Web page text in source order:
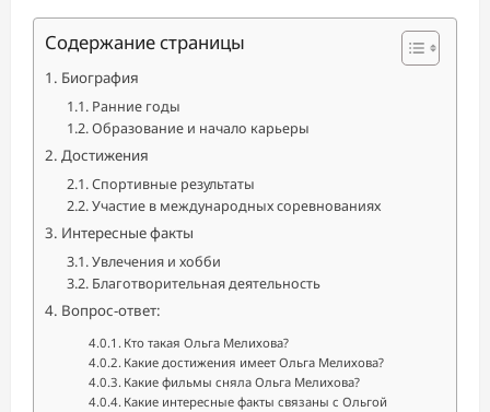
Содержание страницы
Биография
Ранние годы
Образование и начало карьеры
Достижения
Спортивные результаты
Участие в международных соревнованиях
Интересные факты
Увлечения и хобби
Благотворительная деятельность
Вопрос-ответ:
Кто такая Ольга Мелихова?
Какие достижения имеет Ольга Мелихова?
Какие фильмы сняла Ольга Мелихова?
Какие интересные факты связаны с Ольгой